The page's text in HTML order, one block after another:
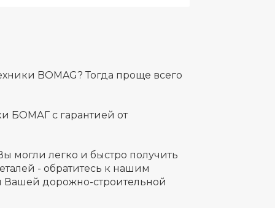
BOMAG? Тогда проще всего
БОМАГ с гарантией от
могли легко и быстро получить
- обратитесь к нашим
Вашей дорожно-строительной